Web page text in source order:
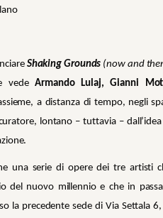
Shaking Grounds (now and
vedeArmando Lulaj, Gianni
a distanza di tempo, negli
lontano – tuttavia –
una serie di opere dei tre artisti
del nuovo millennio e che in
la precedente sede di Via Settala